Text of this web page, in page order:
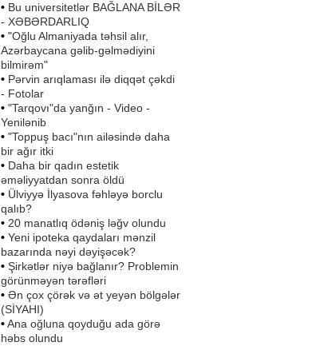
• Bu universitetlər BAĞLANA BİLƏR
- XƏBƏRDARLIQ
• "Oğlu Almaniyada təhsil alır,
Azərbaycana gəlib-gəlmədiyini
bilmirəm"
• Pərvin arıqlaması ilə diqqət çəkdi
- Fotolar
• "Tarqovı"da yanğın - Video -
Yenilənib
• "Toppuş bacı"nın ailəsində daha
bir ağır itki
• Daha bir qadın estetik
əməliyyatdan sonra öldü
• Ülviyyə İlyasova fəhləyə borclu
qalıb?
• 20 manatlıq ödəniş ləğv olundu
• Yeni ipoteka qaydaları mənzil
bazarında nəyi dəyişəcək?
• Şirkətlər niyə bağlanır? Problemin
görünməyən tərəfləri
• Ən çox çörək və ət yeyən bölgələr
(SİYAHI)
•Ana oğluna qoyduğu ada görə
həbs olundu